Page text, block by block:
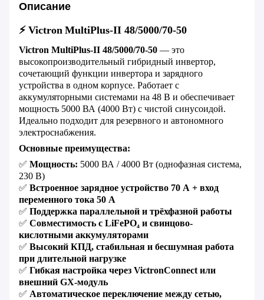
Описание
⚡ Victron MultiPlus-II 48/5000/70-50
Victron MultiPlus-II 48/5000/70-50 — это
высокопроизводительный гибридный инвертор,
сочетающий функции инвертора и зарядного
устройства в одном корпусе. Работает с
аккумуляторными системами на 48 В и обеспечивает
мощность 5000 ВА (4000 Вт) с чистой синусоидой.
Идеально подходит для резервного и автономного
электроснабжения.
Основные преимущества:
✅ Мощность: 5000 ВА / 4000 Вт (однофазная система,
230 В)
✅ Встроенное зарядное устройство 70 А + вход
переменного тока 50 А
✅ Поддержка параллельной и трёхфазной работы
✅ Совместимость с LiFePO₄ и свинцово-
кислотными аккумуляторами
✅ Высокий КПД, стабильная и бесшумная работа
при длительной нагрузке
✅ Гибкая настройка через VictronConnect или
внешний GX-модуль
✅ Автоматическое переключение между сетью,